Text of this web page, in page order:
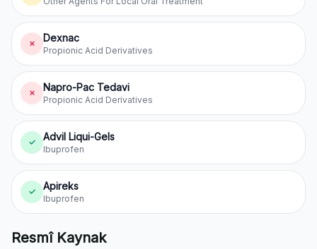
✗ Dexnac
Propionic Acid Derivatives
✗ Napro-Pac Tedavi
Propionic Acid Derivatives
✓ Advil Liqui-Gels
Ibuprofen
✓ Apireks
Ibuprofen
Resmî Kaynak